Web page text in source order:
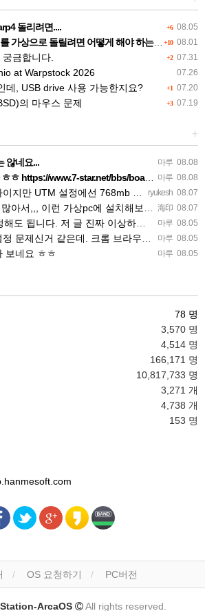
+6 08.05
돌리려면....
+10 08.01
상으로 돌릴려면 어떻게 해야 하는 지요?
+2 07.31
금합니다.
07.26
at Warpstock 2026
+1 07.20
데, USB drive 사용 가능한지요?
+3 07.19
의 마우스 문제
+
마루 08.08
않네요...
마루 08.08
www.7-star.net/bbs/board.php?bo_table…
ryukesh 08.07
768mb 입니다. 1기가나 그 보다 넘게 설정하면 UTM 에뮬레…
海印 08.07
상pc에 설치해보는 것도 귀찮군요.. ㅎㅎ 날씨도 덥고.....…
마루 08.05
글 진짜 이상하네요. 옛날꺼 퍼와서 그런거 같은데요.
마루 08.05
같은데. 크롬 브라우저나 파폭으로 해 보세요
마루 08.05
보네요 ㅎㅎ
78 명
3,570 명
4,514 명
166,171 명
10,817,733 명
3,271 개
4,738 개
153 명
OS 요청하기 PC버전
ArcaOS All rights reserved.